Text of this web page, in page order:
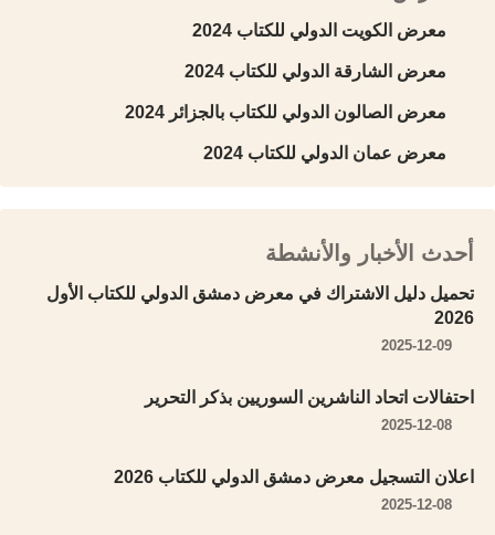
معرض الكويت الدولي للكتاب 2024
معرض الشارقة الدولي للكتاب 2024
معرض الصالون الدولي للكتاب بالجزائر 2024
معرض عمان الدولي للكتاب 2024
أحدث الأخبار والأنشطة
تحميل دليل الاشتراك في معرض دمشق الدولي للكتاب الأول
2026
2025-12-09
احتفالات اتحاد الناشرين السوريين بذكر التحرير
2025-12-08
اعلان التسجيل معرض دمشق الدولي للكتاب 2026
2025-12-08